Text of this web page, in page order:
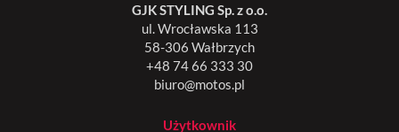
GJK STYLING Sp. z o.o.
ul. Wrocławska 113
58-306 Wałbrzych
+48 74 66 333 30
biuro@motos.pl
Użytkownik